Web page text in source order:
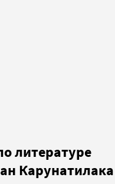
литературе
Карунатилака